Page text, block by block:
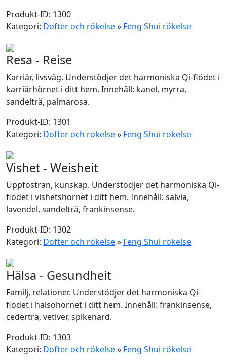
Produkt-ID: 1300
Kategori: Dofter och rökelse» Feng Shui rökelse
Resa - Reise
Karriär, livsväg. Understödjer det harmoniska Qi-flödet i
karriärhörnet i ditt hem. Innehåll: kanel, myrra,
sandelträ, palmarosa.
Produkt-ID: 1301
Kategori: Dofter och rökelse» Feng Shui rökelse
Vishet - Weisheit
Uppfostran, kunskap. Understödjer det harmoniska Qi-
flödet i vishetshörnet i ditt hem. Innehåll: salvia,
lavendel, sandelträ, frankinsense.
Produkt-ID: 1302
Kategori: Dofter och rökelse» Feng Shui rökelse
Hälsa - Gesundheit
Familj, relationer. Understödjer det harmoniska Qi-
flödet i hälsohörnet i ditt hem. Innehåll: frankinsense,
cederträ, vetiver, spikenard.
Produkt-ID: 1303
Kategori: Dofter och rökelse» Feng Shui rökelse